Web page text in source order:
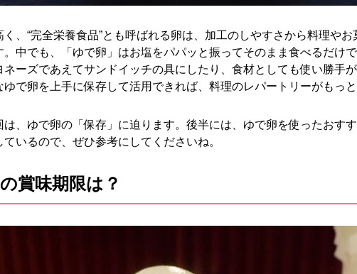
く、“完全栄養食品”とも呼ばれる卵は、加工のしやすさから料理や
。中でも、「ゆで卵」はお塩をパパッと振ってそのまま食べるだけ
ネーズであえてサンドイッチの具にしたり、食材としても使い勝手
ゆで卵を上手に保存して活用できれば、料理のレパートリーがもっと
は、ゆで卵の「保存」に迫ります。後半には、ゆで卵を使ったおす
ているので、ぜひ参考にしてくださいね。
賞味期限は？